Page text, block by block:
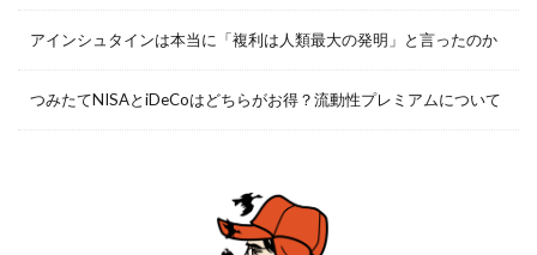
アインシュタインは本当に「複利は人類最大の発明」と言ったのか
つみたてNISAとiDeCoはどちらがお得？流動性プレミアムについて